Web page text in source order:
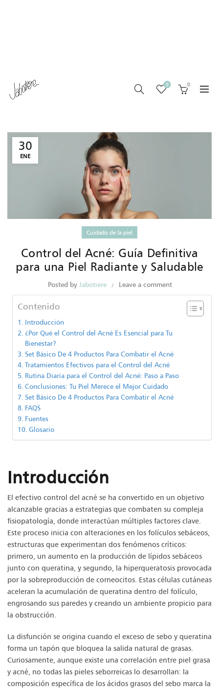
0 0
30
ENE
Cuidado de la piel
Control del Acné: Guía Definitiva
para una Piel Radiante y Saludable
Posted by Jabotiere Leave a comment
Contenido
Introducción
¿Por Qué el Control del Acné Es Esencial para Tu
Bienestar?
Set Básico De 4 Productos Para Combatir el Acné
Tratamientos Efectivos para el Control del Acné
Rutina Diaria para el Control del Acné: Paso a Paso
Conclusiones: Tu Piel Merece el Mejor Cuidado
Set Básico De 4 Productos Para Combatir el Acné
FAQS
Fuentes
Glosario
Introducción
El efectivo control del acné se ha convertido en un objetivo
alcanzable gracias a estrategias que combaten su compleja
fisiopatología, donde interactúan múltiples factores clave.
Este proceso inicia con alteraciones en los folículos sebáceos,
estructuras que experimentan dos fenómenos críticos:
primero, un aumento en la producción de lípidos sebáceos
junto con queratina, y segundo, la hiperqueratosis provocada
por la sobreproducción de corneocitos. Estas células cutáneas
aceleran la acumulación de queratina dentro del folículo,
engrosando sus paredes y creando un ambiente propicio para
la obstrucción.
La disfunción se origina cuando el exceso de sebo y queratina
forma un tapón que bloquea la salida natural de grasas.
Curiosamente, aunque existe una correlación entre piel grasa
y acné, no todas las pieles seborreicas lo desarrollan: la
composición específica de los ácidos grasos del sebo marca la